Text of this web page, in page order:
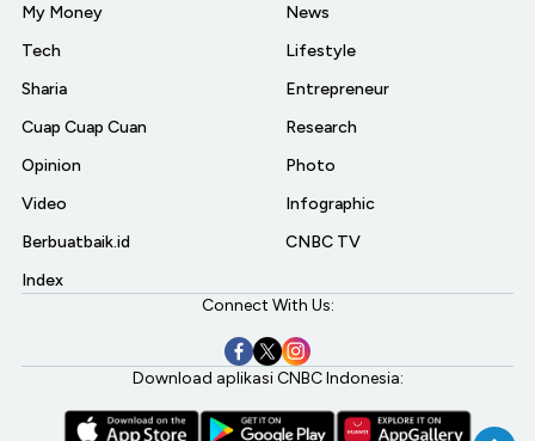
My Money
Tech
Sharia
Cuap Cuap Cuan
Opinion
Video
Berbuatbaik.id
Index
News
Lifestyle
Entrepreneur
Research
Photo
Infographic
CNBC TV
Connect With Us:
Download aplikasi CNBC Indonesia: